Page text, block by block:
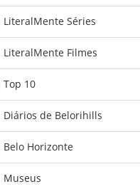
LiteralMente Séries
LiteralMente Filmes
Top 10
Diários de Belorihills
Belo Horizonte
Museus